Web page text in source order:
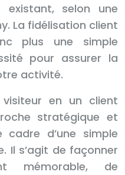
selon une
La fidélisation client
plus une simple
pour assurer la
activité.
en un client
stratégique et
cadre d’une simple
Il s’agit de façonner
mémorable, de